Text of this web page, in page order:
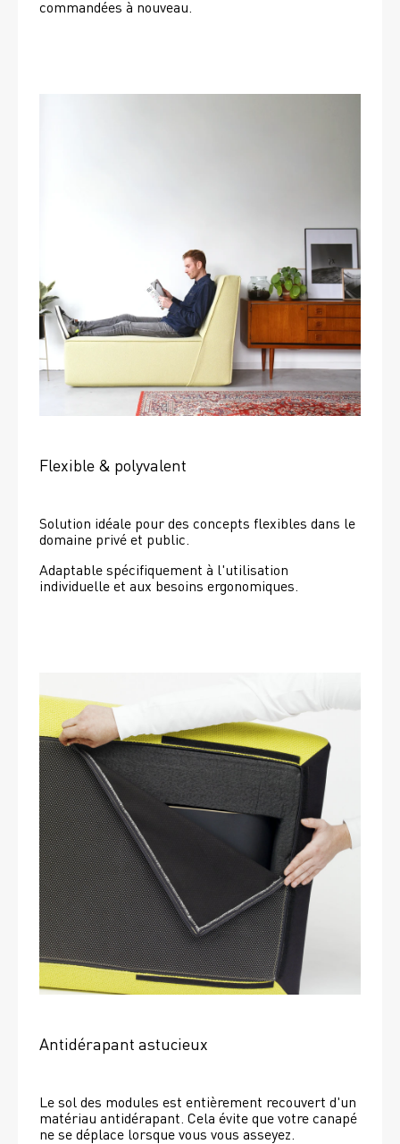
commandées à nouveau.
Flexible & polyvalent
Solution idéale pour des concepts flexibles dans le
domaine privé et public.
Adaptable spécifiquement à l'utilisation
individuelle et aux besoins ergonomiques.
Antidérapant astucieux
Le sol des modules est entièrement recouvert d'un
matériau antidérapant. Cela évite que votre canapé
ne se déplace lorsque vous vous asseyez.